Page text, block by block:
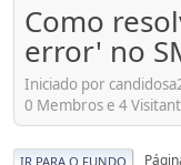
Como
error' no
Iniciado por
0 Membros e 4
IR PARA O FUNDO